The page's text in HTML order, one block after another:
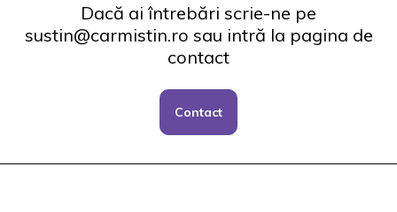
Dacă ai întrebări scrie-ne pe
sustin@carmistin.ro sau intră la pagina de
contact
Contact